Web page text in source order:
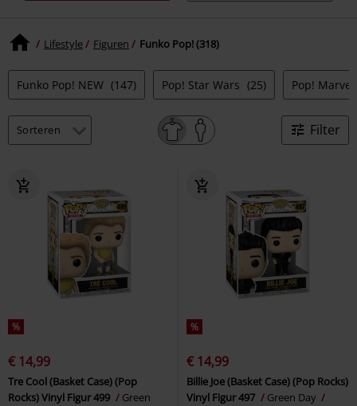
Lifestyle Figuren Funko Pop! (318)
Funko Pop! NEW (147) Pop! Star Wars (25) Pop! Marvel
Filter
%
€ 14,99
Tre Cool (Basket Case) (Pop
Rocks) Vinyl Figur 499
Green
%
€ 14,99
Billie Joe (Basket Case) (Pop Rocks)
Vinyl Figur 497
Green Day